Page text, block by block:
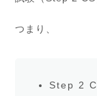
つまり、
Step 2